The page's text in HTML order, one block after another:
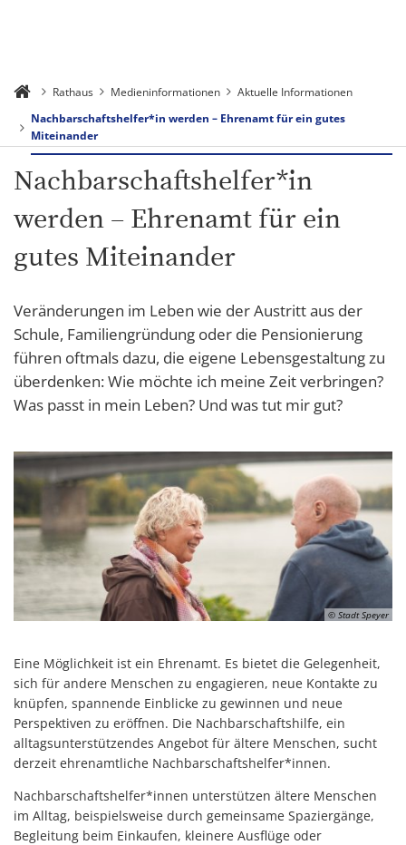
Rathaus Medieninformationen
Aktuelle Informationen
Nachbarschaftshelfer*in werden – Ehrenamt für ein gutes
Miteinander
Nachbarschaftshelfer*in
werden – Ehrenamt für ein
gutes Miteinander
Veränderungen im Leben wie der Austritt aus der
Schule, Familiengründung oder die Pensionierung
führen oftmals dazu, die eigene Lebensgestaltung zu
überdenken: Wie möchte ich meine Zeit verbringen?
Was passt in mein Leben? Und was tut mir gut?
© Stadt Speyer
Eine Möglichkeit ist ein Ehrenamt. Es bietet die Gelegenheit,
sich für andere Menschen zu engagieren, neue Kontakte zu
knüpfen, spannende Einblicke zu gewinnen und neue
Perspektiven zu eröffnen. Die Nachbarschaftshilfe, ein
alltagsunterstützendes Angebot für ältere Menschen, sucht
derzeit ehrenamtliche Nachbarschaftshelfer*innen.
Nachbarschaftshelfer*innen unterstützen ältere Menschen
im Alltag, beispielsweise durch gemeinsame Spaziergänge,
Begleitung beim Einkaufen, kleinere Ausflüge oder